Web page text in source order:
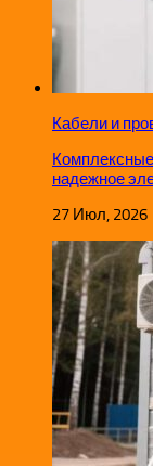
Кабели и
надежное
27 Июл, 2026